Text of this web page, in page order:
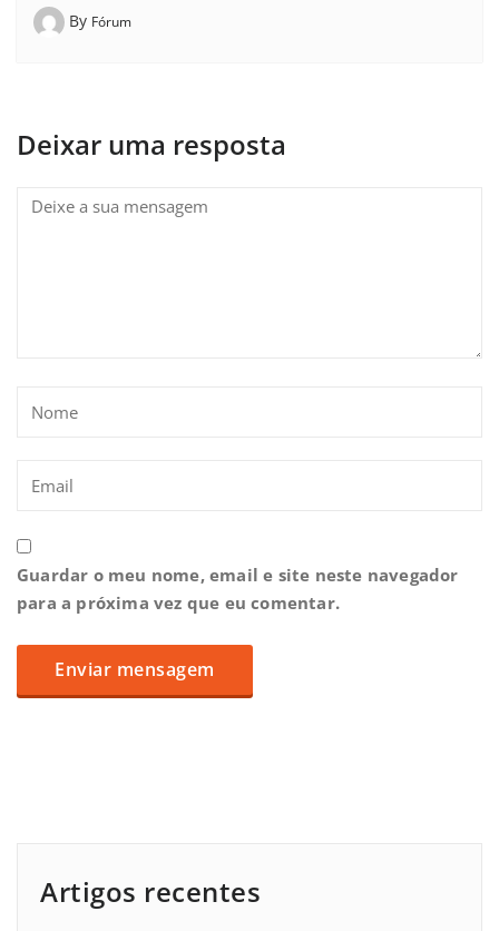
By Fórum
Deixar uma resposta
Guardar o meu nome, email e site neste navegador
para a próxima vez que eu comentar.
Artigos recentes